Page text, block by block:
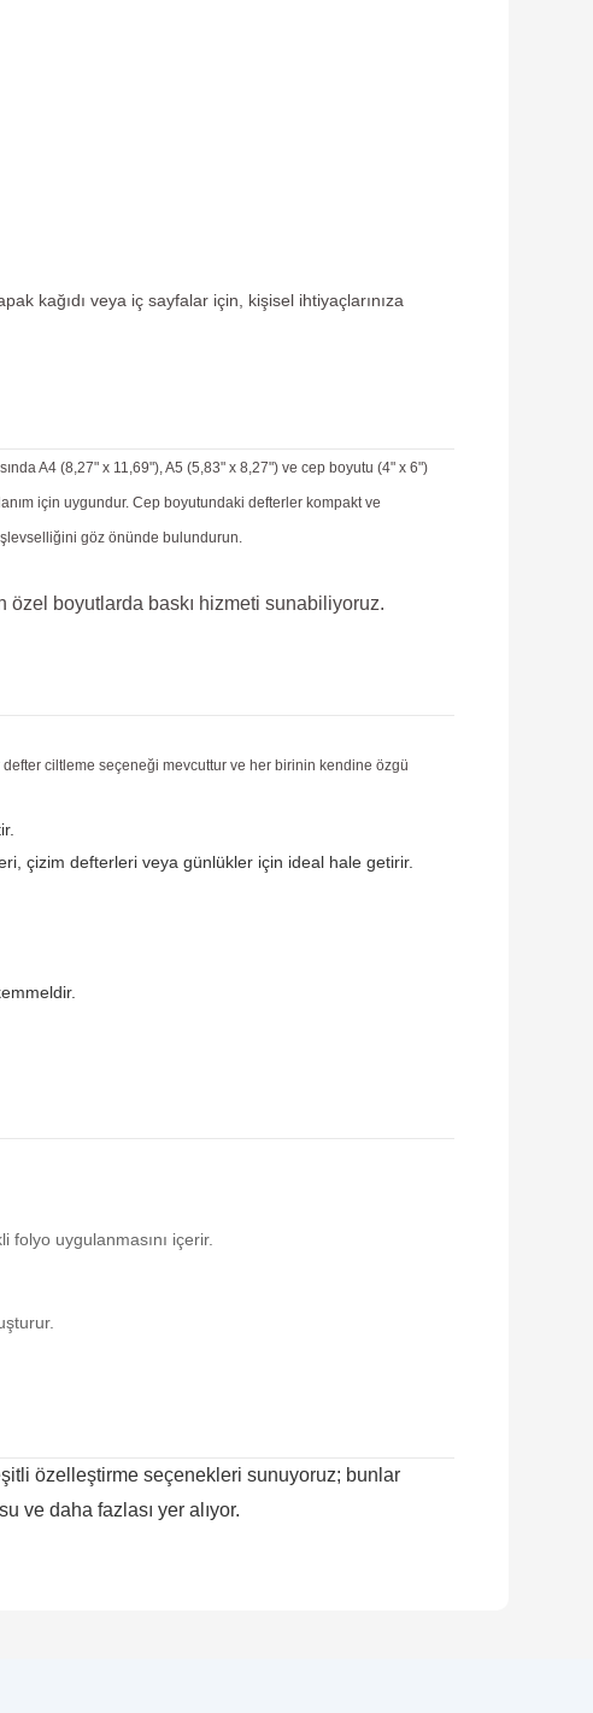
kağıdı veya iç sayfalar için, kişisel ihtiyaçlarınıza
A4 (8,27" x 11,69"), A5 (5,83" x 8,27") ve cep boyutu (4" x 6")
için uygundur. Cep boyutundaki defterler kompakt ve
işlevselliğini göz önünde bulundurun.
özel boyutlarda baskı hizmeti sunabiliyoruz.
defter ciltleme seçeneği mevcuttur ve her birinin kendine özgü
çizim defterleri veya günlükler için ideal hale getirir.
uygulanmasını içerir.
özelleştirme seçenekleri sunuyoruz; bunlar
ve daha fazlası yer alıyor.